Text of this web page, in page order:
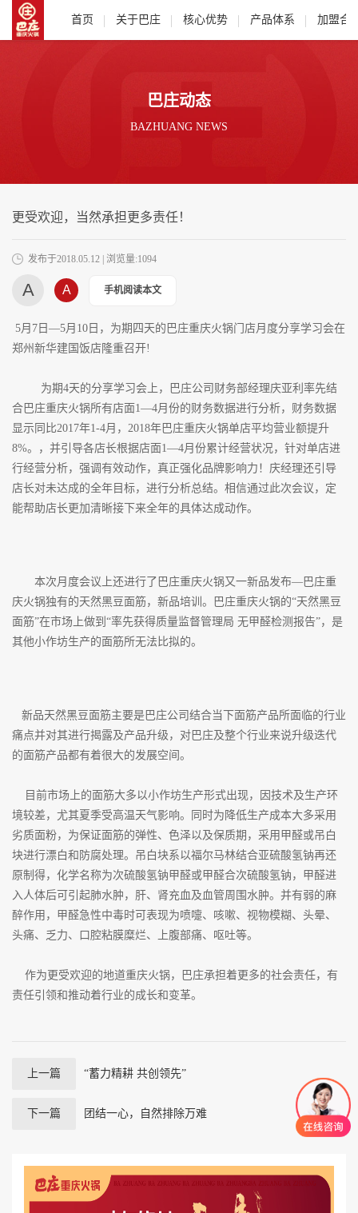
首页 关于巴庄 核心优势 产品体系 加盟合
巴庄动态
BAZHUANG NEWS
更受欢迎，当然承担更多责任！
发布于2018.05.12 | 浏览量:1094
A A 手机阅读本文
5月7日—5月10日，为期四天的巴庄重庆火锅门店月度分享学习会在
郑州新华建国饭店隆重召开!
为期4天的分享学习会上，巴庄公司财务部经理庆亚利率先结
合巴庄重庆火锅所有店面1—4月份的财务数据进行分析，财务数据
显示同比2017年1-4月，2018年巴庄重庆火锅单店平均营业额提升
8%。，并引导各店长根据店面1—4月份累计经营状况，针对单店进
行经营分析，强调有效动作，真正强化品牌影响力！庆经理还引导
店长对未达成的全年目标，进行分析总结。相信通过此次会议，定
能帮助店长更加清晰接下来全年的具体达成动作。
本次月度会议上还进行了巴庄重庆火锅又一新品发布—巴庄重
庆火锅独有的天然黑豆面筋，新品培训。巴庄重庆火锅的“天然黑豆
面筋”在市场上做到“率先获得质量监督管理局 无甲醛检测报告”，是
其他小作坊生产的面筋所无法比拟的。
新品天然黑豆面筋主要是巴庄公司结合当下面筋产品所面临的行业
痛点并对其进行揭露及产品升级，对巴庄及整个行业来说升级迭代
的面筋产品都有着很大的发展空间。
目前市场上的面筋大多以小作坊生产形式出现，因技术及生产环
境较差，尤其夏季受高温天气影响。同时为降低生产成本大多采用
劣质面粉，为保证面筋的弹性、色泽以及保质期，采用甲醛或吊白
块进行漂白和防腐处理。吊白块系以福尔马林结合亚硫酸氢钠再还
原制得，化学名称为次硫酸氢钠甲醛或甲醛合次硫酸氢钠，甲醛进
入人体后可引起肺水肿，肝、肾充血及血管周围水肿。并有弱的麻
醉作用，甲醛急性中毒时可表现为喷嚏、咳嗽、视物模糊、头晕、
头痛、乏力、口腔粘膜糜烂、上腹部痛、呕吐等。
作为更受欢迎的地道重庆火锅，巴庄承担着更多的社会责任，有
责任引领和推动着行业的成长和变革。
上一篇 “蓄力精耕 共创领先”
下一篇 团结一心，自然排除万难